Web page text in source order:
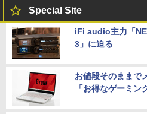
Special Site
iFi audio主力「
3」に迫る
お値段そのままで
「お得なゲーミン